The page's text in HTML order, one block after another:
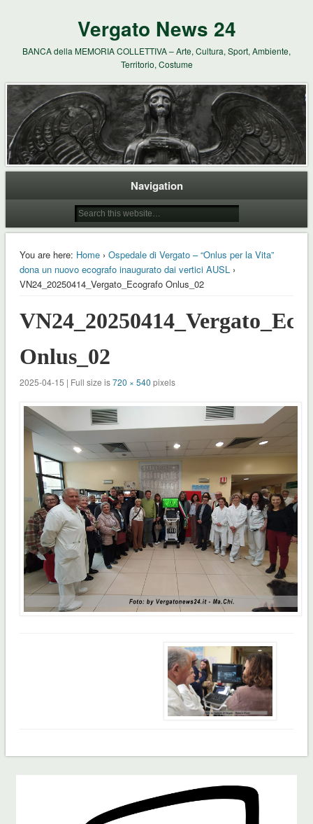
Vergato News 24
BANCA della MEMORIA COLLETTIVA – Arte, Cultura, Sport, Ambiente,
Territorio, Costume
Navigation
You are here: Home› Ospedale di Vergato – “Onlus per la Vita”
dona un nuovo ecografo inaugurato dai vertici AUSL ›
VN24_20250414_Vergato_Ecografo Onlus_02
Onlus_02
2025-04-15 | Full size is720 × 540 pixels